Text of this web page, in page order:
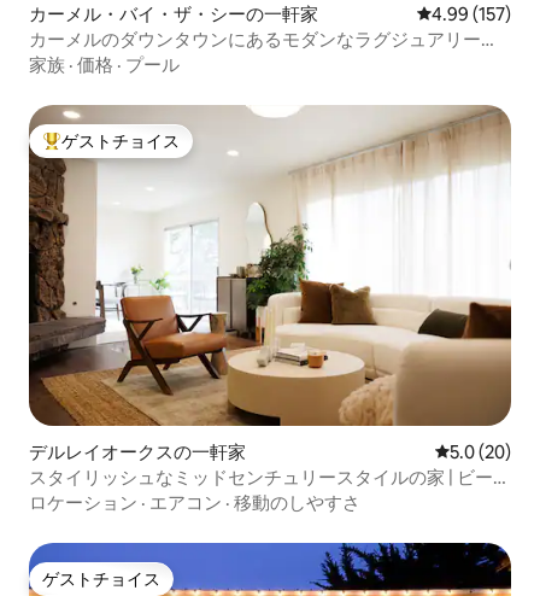
カーメル・バイ・ザ・シーの一軒家 レビュー157
4.99 (157)
カーメルのダウンタウンにあるモダンなラグジュアリーな
家 + ビリヤード台！
家族 · 価格 · プール
大好評のゲストチョイスです。
ゲストチョイス
デルレイオークスの一軒家 レビュー20
5.0 (20)
スタイリッシュなミッドセンチュリースタイルの家 | ビーチ
から2マイル
ロケーション · エアコン · 移動のしやすさ
ゲストチョイス
ゲストチョイス